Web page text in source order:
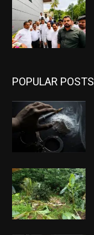
POPULAR POSTS